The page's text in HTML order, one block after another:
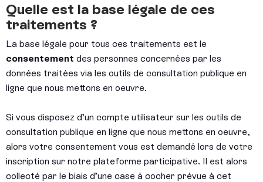
Quelle est la base légale de ces
traitements ?
La base légale pour tous ces traitements est le
consentement des personnes concernées par les
données traitées via les outils de consultation publique en
ligne que nous mettons en oeuvre.
Si vous disposez d’un compte utilisateur sur les outils de
consultation publique en ligne que nous mettons en oeuvre,
alors votre consentement vous est demandé lors de votre
inscription sur notre plateforme participative. Il est alors
collecté par le biais d’une case à cocher prévue à cet